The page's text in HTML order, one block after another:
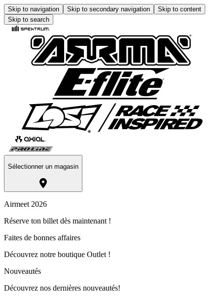
Skip to navigation Skip to secondary navigation
Skip to content
Skip to search
Sélectionner un magasin
Airmeet 2026
Réserve ton billet dès maintenant !
Faites de bonnes affaires
Découvrez notre boutique Outlet !
Nouveautés
Découvrez nos dernières nouveautés!